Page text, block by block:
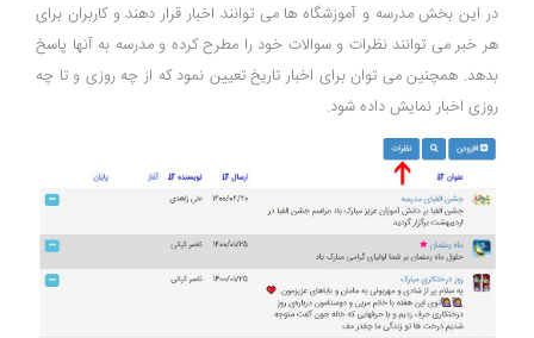
در این بخش مدرسه و آموزشگاه ها می توانند اخبار قرار دهند و کاربران برای
هر خبر می توانند نظرات و سوالات خود را مطرح کرده و مدرسه به آنها پاسخ
بدهد. همچنین می توان برای اخبار تاریخ تعیین نمود که از چه روزی و تا چه
روزی اخبار نمایش داده شود.